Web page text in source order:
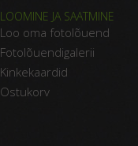
LOOMINE JA SAATMINE
Loo oma fotolõuend
Fotolõuendigalerii
Kinkekaardid
Ostukorv